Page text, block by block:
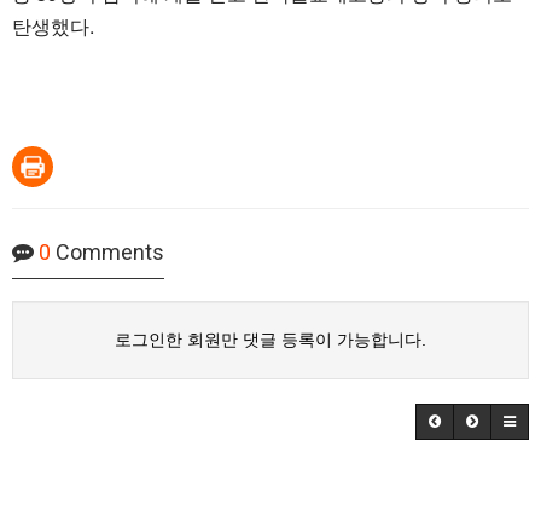
탄생했다.
0 Comments
로그인한 회원만 댓글 등록이 가능합니다.